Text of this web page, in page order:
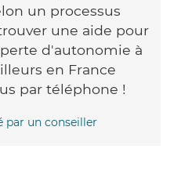
un processus
une aide pour
d'autonomie à
en France
par téléphone !
par un conseiller